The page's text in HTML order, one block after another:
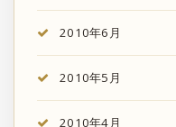
2010年6月
2010年5月
2010年4月